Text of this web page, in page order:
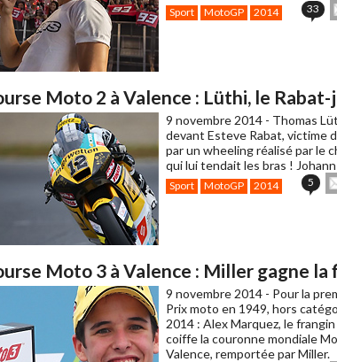
Sport MotoGP 2014 33
Moto 2 à Valence : Lüthi, le Rabat-
9 novembre 2014 - Thomas
devant Esteve Rabat, victime
par un wheeling réalisé par le
qui lui tendait les bras !
Sport MotoGP 2014 5
Moto 3 à Valence : Miller gagne
9 novembre 2014 - Pour la
Prix moto en 1949, hors
2014 : Alex Marquez, le
coiffe la couronne mondiale
Valence, remportée par Miller.